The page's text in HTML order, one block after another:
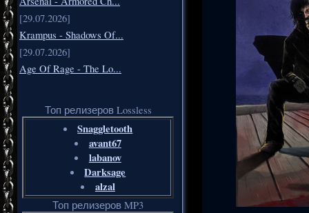
[29.07.2026]
Krampus - Shadows Of...
[29.07.2026]
Age Of Rage - The Lo...
Топ релизеров Lossless
Snaggletooth
avant67
labanov
Darksage
alzal
Топ релизеров MP3